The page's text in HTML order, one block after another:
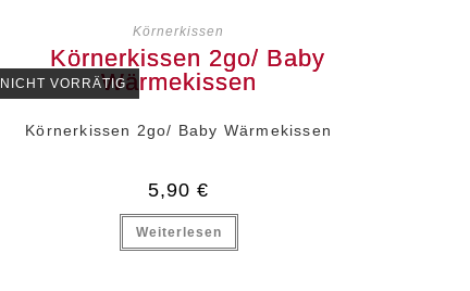
Körnerkissen
NICHT VORRÄTIG
Körnerkissen 2go/ Baby Wärmekissen
5,90€
Weiterlesen